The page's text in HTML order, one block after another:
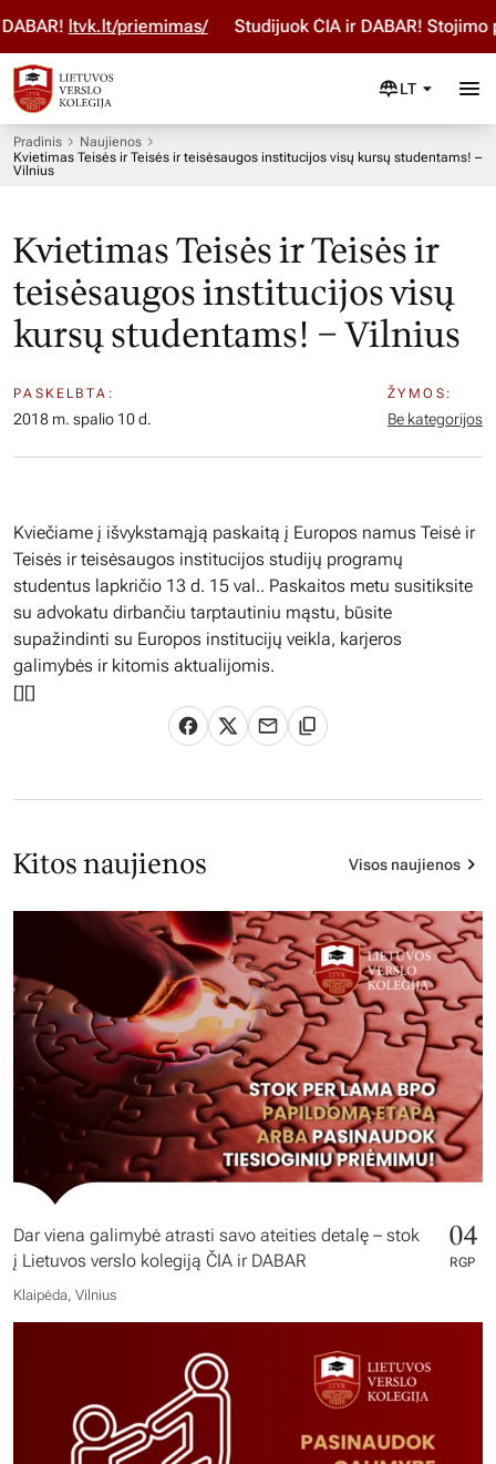
ltvk.lt/priemimas/ Studijuok ČIA ir DABAR! Stojimo
LT
Pradinis
Naujienos
Kvietimas Teisės ir Teisės ir teisėsaugos institucijos visų kursų studentams! –
Vilnius
Kvietimas Teisės ir Teisės ir
teisėsaugos institucijos visų
kursų studentams! – Vilnius
PASKELBTA:
2018 m. spalio 10 d.
ŽYMOS:
Be kategorijos
Kviečiame į išvykstamąją paskaitą į Europos namus Teisė ir
Teisės ir teisėsaugos institucijos studijų programų
studentus lapkričio 13 d. 15 val.. Paskaitos metu susitiksite
su advokatu dirbančiu tarptautiniu mąstu, būsite
supažindinti su Europos institucijų veikla, karjeros
galimybės ir kitomis aktualijomis.
[][]
Kitos naujienos Visos naujienos
Dar viena galimybė atrasti savo ateities detalę – stok
į Lietuvos verslo kolegiją ČIA ir DABAR
04
RGP
Klaipėda, Vilnius